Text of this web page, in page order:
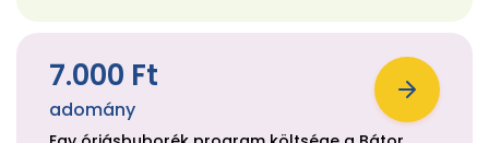
7.000 Ft
adomány